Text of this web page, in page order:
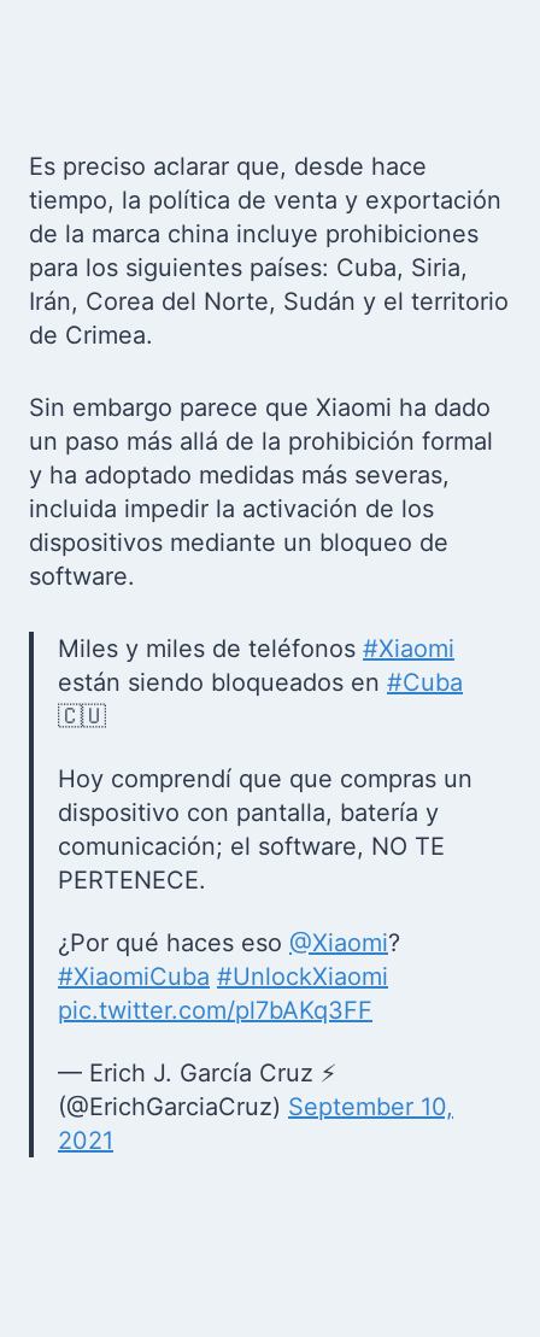
Es preciso aclarar que, desde hace
tiempo, la política de venta y exportación
de la marca china incluye prohibiciones
para los siguientes países: Cuba, Siria,
Irán, Corea del Norte, Sudán y el territorio
de Crimea.
Sin embargo parece que Xiaomi ha dado
un paso más allá de la prohibición formal
y ha adoptado medidas más severas,
incluida impedir la activación de los
dispositivos mediante un bloqueo de
software.
Miles y miles de teléfonos #Xiaomi
están siendo bloqueados en #Cuba
🇨🇺
Hoy comprendí que que compras un
dispositivo con pantalla, batería y
comunicación; el software, NO TE
PERTENECE.
¿Por qué haces eso @Xiaomi?
#XiaomiCuba #UnlockXiaomi
pic.twitter.com/pl7bAKq3FF
— Erich J. García Cruz ⚡
(@ErichGarciaCruz) September 10,
2021